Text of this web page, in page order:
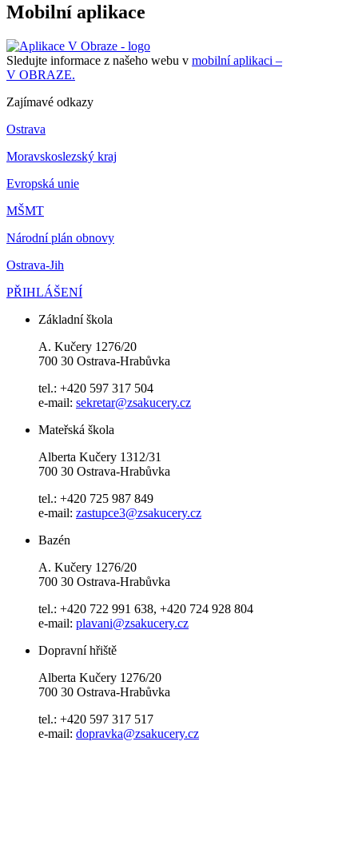
Mobilní aplikace
Sledujte informace z našeho webu v mobilní aplikaci –
V OBRAZE.
Zajímavé odkazy
Ostrava
Moravskoslezský kraj
Evropská unie
MŠMT
Národní plán obnovy
Ostrava-Jih
PŘIHLÁŠENÍ
Základní škola
A. Kučery 1276/20
700 30 Ostrava-Hrabůvka
tel.: +420 597 317 504
e-mail: sekretar@zsakucery.cz
Mateřská škola
Alberta Kučery 1312/31
700 30 Ostrava-Hrabůvka
tel.: +420 725 987 849
e-mail: zastupce3@zsakucery.cz
Bazén
A. Kučery 1276/20
700 30 Ostrava-Hrabůvka
tel.: +420 722 991 638, +420 724 928 804
e-mail: plavani@zsakucery.cz
Dopravní hřiště
Alberta Kučery 1276/20
700 30 Ostrava-Hrabůvka
tel.: +420 597 317 517
e-mail: dopravka@zsakucery.cz